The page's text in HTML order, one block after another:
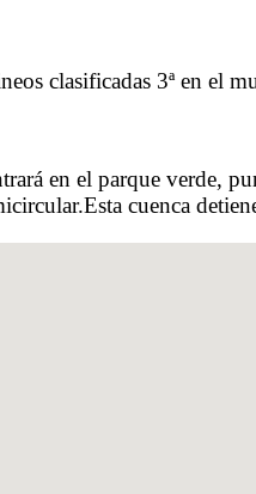
clasificadas 3ª en el
en el parque verde,
cuenca